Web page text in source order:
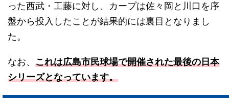
った西武・工藤に対し、カープは佐々岡と川口を序
盤から投入したことが結果的には裏目となりまし
た。
なお、 これは広島市民球場で開催された最後の日本
シリーズとなっています。